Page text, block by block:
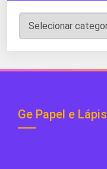
Categorias
do
Blog
Ge Papel e Lápis